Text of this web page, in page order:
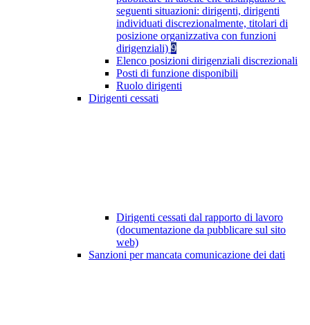
seguenti situazioni: dirigenti, dirigenti
individuati discrezionalmente, titolari di
posizione organizzativa con funzioni
dirigenziali) 9
Elenco posizioni dirigenziali discrezionali
Posti di funzione disponibili
Ruolo dirigenti
Dirigenti cessati
Dirigenti cessati dal rapporto di lavoro
(documentazione da pubblicare sul sito
web)
Sanzioni per mancata comunicazione dei dati